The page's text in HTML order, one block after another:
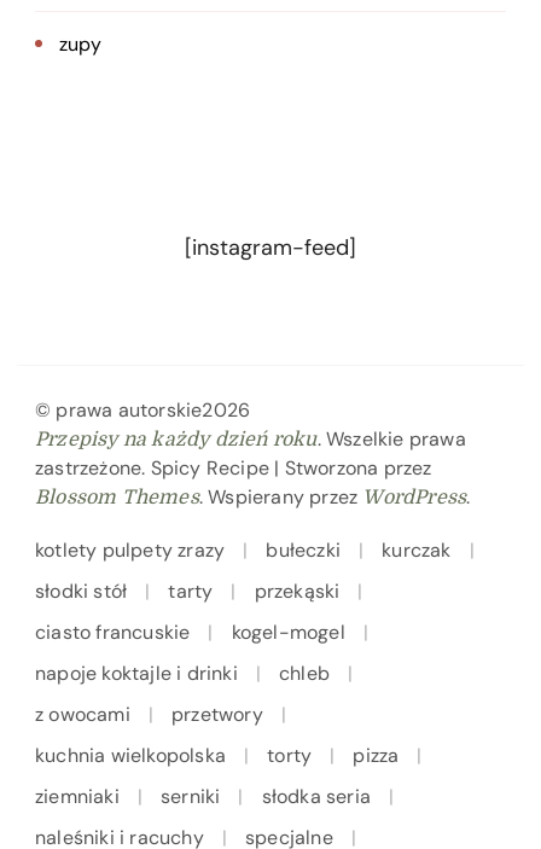
zupy
[instagram-feed]
© prawa autorskie2026
Przepisy na każdy dzień roku. Wszelkie prawa
zastrzeżone. Spicy Recipe | Stworzona przez
Blossom Themes. Wspierany przez WordPress.
kotlety pulpety zrazy bułeczki
kurczak
słodki stół
tarty
przekąski
ciasto francuskie
kogel-mogel
napoje koktajle i drinki
chleb
z owocami
przetwory
kuchnia wielkopolska
torty
pizza
ziemniaki
serniki
słodka seria
naleśniki i racuchy
specjalne